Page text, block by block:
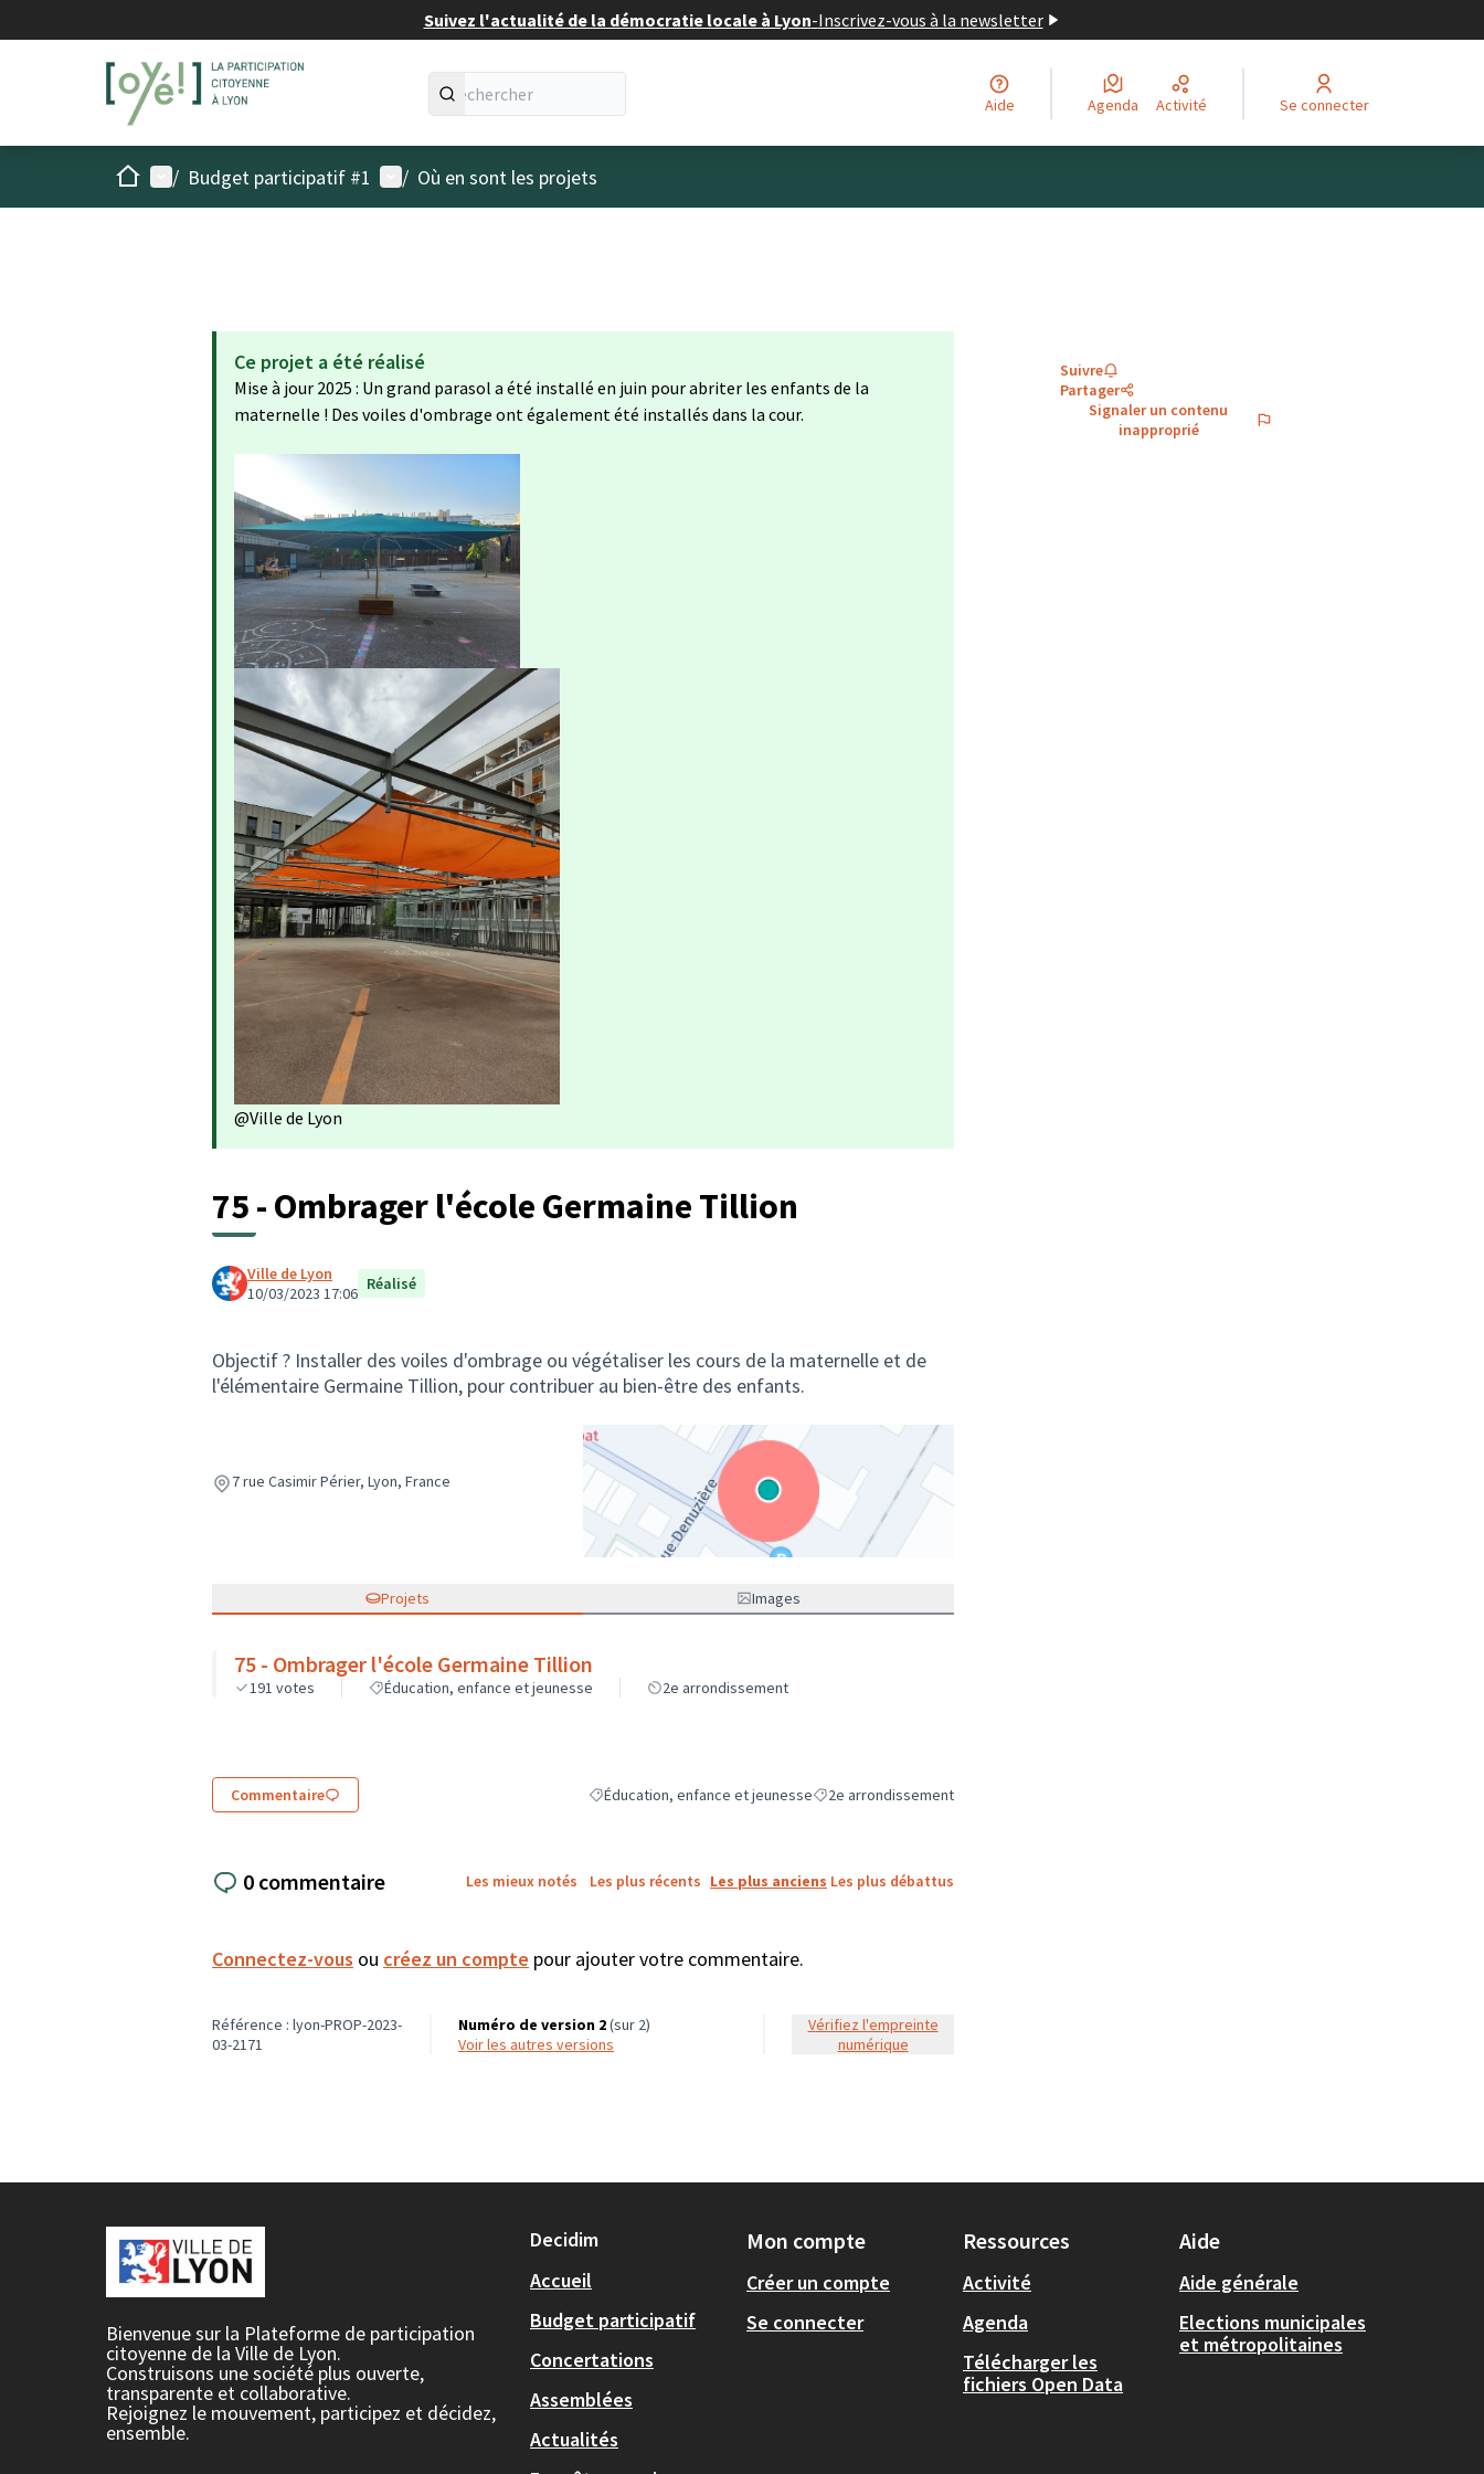
Suivez l'actualité de la démocratie locale à Lyon-Inscrivez-vous à la newsletter
Aide Agenda Activité Se connecter
AccueilMenu principal
/ Budget participatif #1 Menu utilisateur
/ Où en sont les projets
Ce projet a été réalisé
Mise à jour 2025 : Un grand parasol a été installé en juin pour abriter les enfants de la
maternelle ! Des voiles d'ombrage ont également été installés dans la cour.
@Ville de Lyon
75 - Ombrager l'école Germaine Tillion
Ville de Lyon
10/03/2023 17:06 Réalisé
Objectif ? Installer des voiles d'ombrage ou végétaliser les cours de la maternelle et de
l'élémentaire Germaine Tillion, pour contribuer au bien-être des enfants.
7 rue Casimir Périer, Lyon, France
Projets Images
75 - Ombrager l'école Germaine Tillion
191 votes Éducation, enfance et jeunesse 2e arrondissement
Commentaire Filtrer les résultats de la catégorie : Éducation, enfance et jeunesse
Éducation, enfance et jeunesseFiltrer les résultats pour la localisation : 2e arrondissement
2e arrondissement
Suivre
Partager
Signaler un contenu
inapproprié
0 commentaire Les mieux notés Les plus récents Les plus anciens Les plus débattus
Connectez-vous ou créez un compte pour ajouter votre commentaire.
Référence : lyon-PROP-2023-
03-2171
Numéro de version 2(sur 2)
voir les autres versions
Vérifiez l'empreinte
numérique
Bienvenue sur la Plateforme de participation
citoyenne de la Ville de Lyon.
Construisons une société plus ouverte,
transparente et collaborative.
Rejoignez le mouvement, participez et décidez,
ensemble.
Decidim
Accueil
Budget participatif
Concertations
Assemblées
Actualités
Mon compte
Créer un compte
Se connecter
Ressources
Activité
Agenda
Télécharger les
fichiers Open Data
Aide
Aide générale
Elections municipales
et métropolitaines